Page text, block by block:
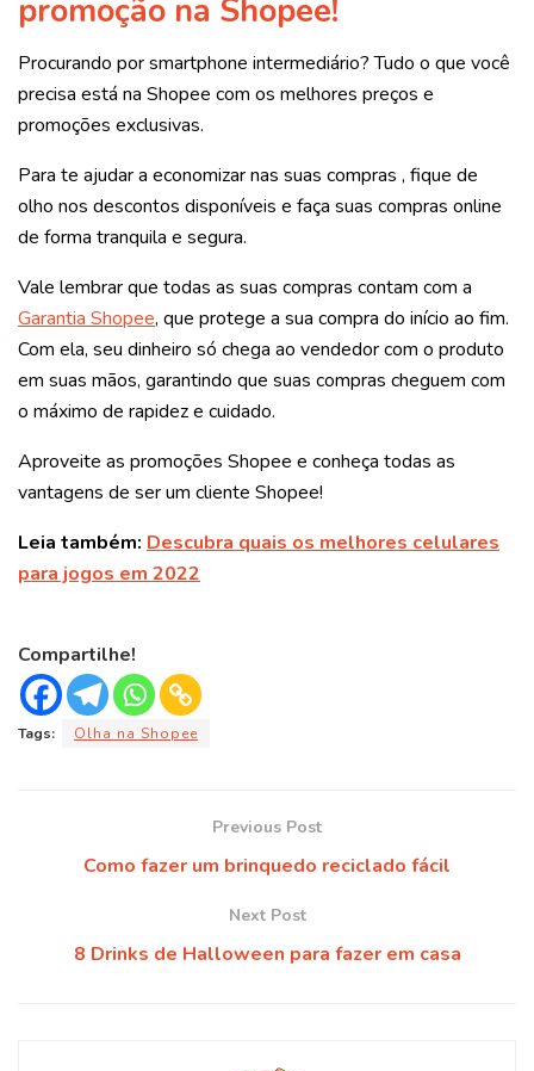
promoção na Shopee!
Procurando por smartphone intermediário? Tudo o que você
precisa está na Shopee com os melhores preços e
promoções exclusivas.
Para te ajudar a economizar nas suas compras , fique de
olho nos descontos disponíveis e faça suas compras online
de forma tranquila e segura.
Vale lembrar que todas as suas compras contam com a
Garantia Shopee, que protege a sua compra do início ao fim.
Com ela, seu dinheiro só chega ao vendedor com o produto
em suas mãos, garantindo que suas compras cheguem com
o máximo de rapidez e cuidado.
Aproveite as promoções Shopee e conheça todas as
vantagens de ser um cliente Shopee!
Leia também: Descubra quais os melhores celulares
para jogos em 2022
Compartilhe!
Tags: Olha na Shopee
Previous Post
Como fazer um brinquedo reciclado fácil
Next Post
8 Drinks de Halloween para fazer em casa